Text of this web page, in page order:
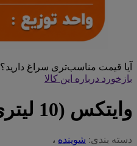
آیا قیمت مناسب‌تری سراغ دارید؟
بازخورد درباره این کالا
وایتکس (10 لیتری)
دسته بندی: شوینده ،